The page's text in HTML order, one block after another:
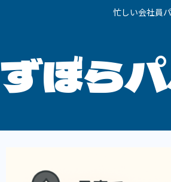
忙しい会社員
ずぼら